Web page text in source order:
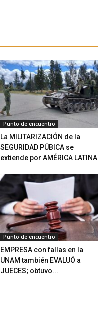
Punto de encuentro
La MILITARIZACIÓN de la
SEGURIDAD PÚBICA se
extiende por AMÉRICA LATINA
Punto de encuentro
EMPRESA con fallas en la
UNAM también EVALUÓ a
JUECES; obtuvo...